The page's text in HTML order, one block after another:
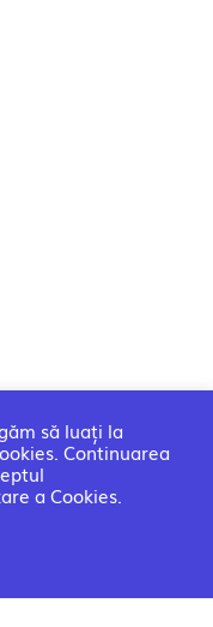
să luați la
Continuarea
a Cookies.